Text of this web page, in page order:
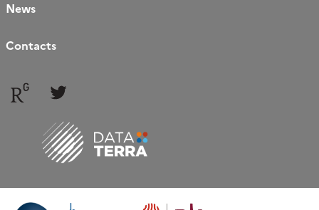
News
Contacts
Follow